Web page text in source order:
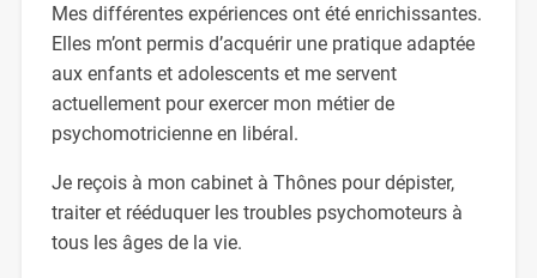
Mes différentes expériences ont été enrichissantes.
Elles m’ont permis d’acquérir une pratique adaptée
aux enfants et adolescents et me servent
actuellement pour exercer mon métier de
psychomotricienne en libéral.
Je reçois à mon cabinet à Thônes pour dépister,
traiter et rééduquer les troubles psychomoteurs à
tous les âges de la vie.